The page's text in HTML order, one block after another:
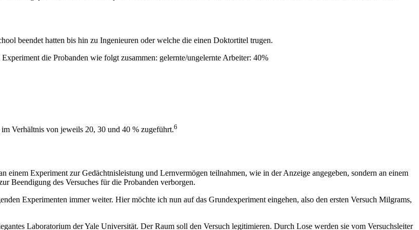
beendet hatten bis hin zu Ingenieuren oder welche die einen Doktortitel trugen.
die Probanden wie folgt zusammen: gelernte/ungelernte Arbeiter: 40%
Verhältnis von jeweils 20, 30 und 40 % zugeführt.6
einem Experiment zur Gedächtnisleistung und Lernvermögen teilnahmen, wie in der Anzeige angegeben, sondern an einem
Beendigung des Versuches für die Probanden verborgen.
Experimenten immer weiter. Hier möchte ich nun auf das Grundexperiment eingehen, also den ersten Versuch Milgrams,
Laboratorium der Yale Universität. Der Raum soll den Versuch legitimieren. Durch Lose werden sie vom Versuchsleiter